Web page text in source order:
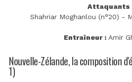
Attaquants
Shahriar Moghanlou (n°20) -
Entraîneur :Amir
Nouvelle-Zélande, la composition
1)